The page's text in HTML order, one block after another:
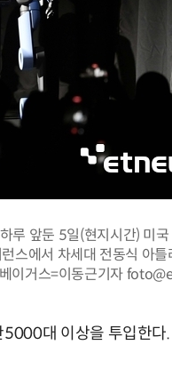
루 앞둔 5일(현지시간) 미
스에서 차세대 전동식 아틀
이거스=이동근기자
대 이상을 투입한다